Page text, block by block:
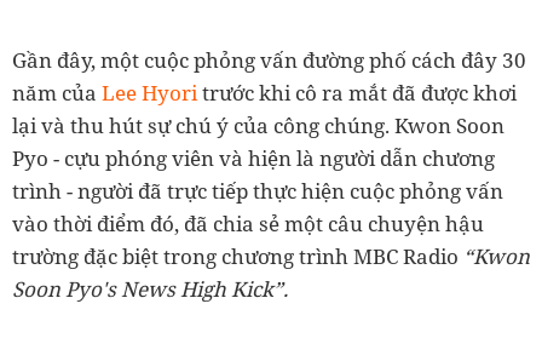
Gần đây, một cuộc phỏng vấn đường phố cách đây 30
năm của Lee Hyoritrước khi cô ra mắt đã được khơi
lại và thu hút sự chú ý của công chúng. Kwon Soon
Pyo - cựu phóng viên và hiện là người dẫn chương
trình - người đã trực tiếp thực hiện cuộc phỏng vấn
vào thời điểm đó, đã chia sẻ một câu chuyện hậu
trường đặc biệt trong chương trình MBC Radio “Kwon
Soon Pyo's News High Kick”.